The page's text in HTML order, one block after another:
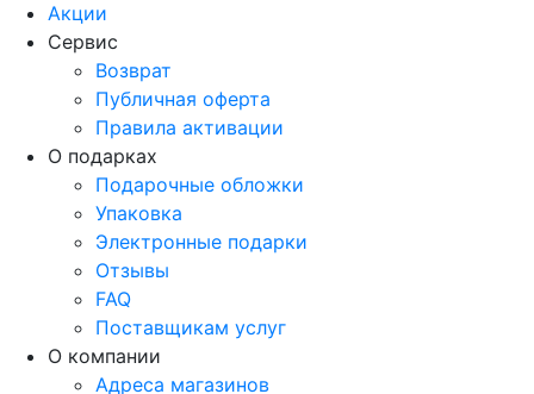
Акции
Сервис
Возврат
Публичная оферта
Правила активации
О подарках
Подарочные обложки
Упаковка
Электронные подарки
Отзывы
FAQ
Поставщикам услуг
О компании
Адреса магазинов